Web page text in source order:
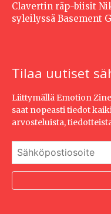
Clavertin räp-biisit
syleilyssä Basement
Tilaa uutiset
Liittymällä Emotion
saat nopeasti tiedot
arvosteluista,